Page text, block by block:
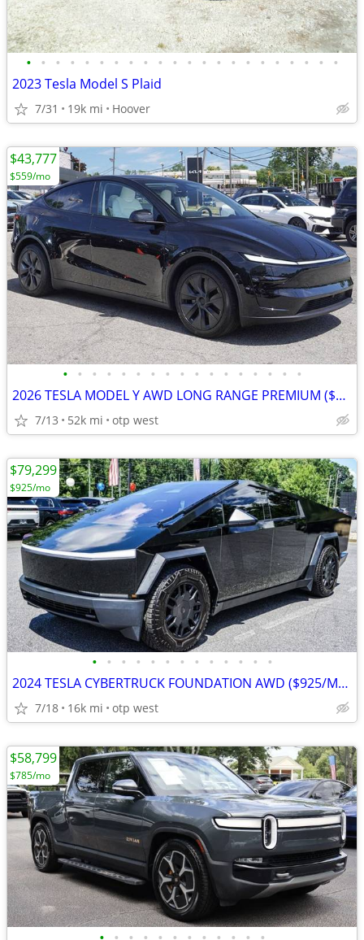
• • • • • • • • • • • • • • • • • • • • • •
2023 Tesla Model S Plaid
7/31 19k mi Hoover
• • • • • • • • • • • • • • • • •
2026 TESLA MODEL Y AWD LONG RANGE PREMIUM ($559 PER MONTH)
7/13 52k mi otp west
$43,777
$559/mo
• • • • • • • • • • • • •
2024 TESLA CYBERTRUCK FOUNDATION AWD ($925/MO.)
7/18 16k mi otp west
$79,299
$925/mo
$58,799
$785/mo